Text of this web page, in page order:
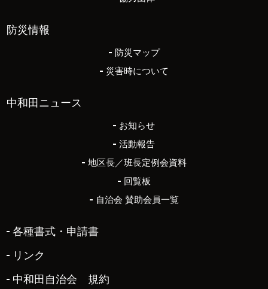
防災情報
防災マップ
災害時について
中和田ニュース
お知らせ
活動報告
地区長／班長定例会資料
回覧板
自治会 賛助会員一覧
各種書式・申請書
リンク
中和田自治会 規約